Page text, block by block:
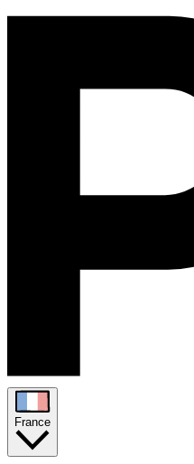
France